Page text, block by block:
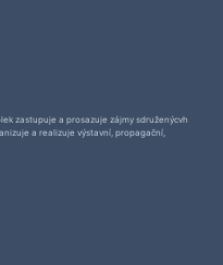
zastupuje a prosazuje zájmy sdruženýcvh
a realizuje výstavní, propagační,